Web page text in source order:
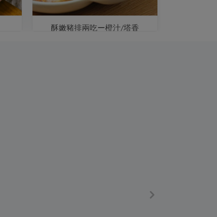
酥嫩豬排兩吃ー橙汁/塔香